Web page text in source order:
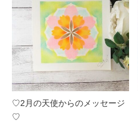
♡2月の天使からのメッセージ
♡